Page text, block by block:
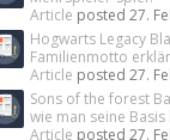
Article posted27.
Hogwarts Legacy
Familienmotto
Article posted27.
Sons of the forest
wie man seine
Article posted27.